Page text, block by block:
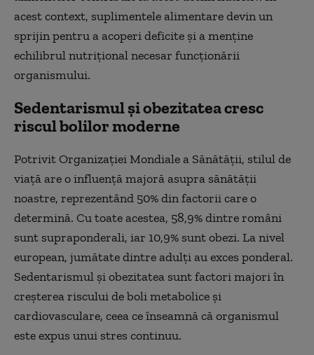
acest context, suplimentele alimentare devin un
sprijin pentru a acoperi deficite și a menține
echilibrul nutrițional necesar funcționării
organismului.
Sedentarismul și obezitatea cresc
riscul bolilor moderne
Potrivit Organizației Mondiale a Sănătății, stilul de
viață are o influență majoră asupra sănătății
noastre, reprezentând 50% din factorii care o
determină. Cu toate acestea, 58,9% dintre români
sunt supraponderali, iar 10,9% sunt obezi. La nivel
european, jumătate dintre adulți au exces ponderal.
Sedentarismul și obezitatea sunt factori majori în
creșterea riscului de boli metabolice și
cardiovasculare, ceea ce înseamnă că organismul
este expus unui stres continuu.